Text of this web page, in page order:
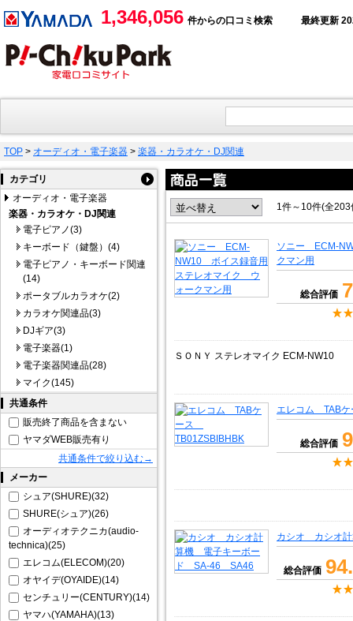
1,346,056 件からの口コミ検索 最終更新
TOP > オーディオ・電子楽器 > 楽器・カラオケ・DJ関連
カテゴリ
オーディオ・電子楽器
楽器・カラオケ・DJ関連
電子ピアノ(3)
キーボード（鍵盤）(4)
電子ピアノ・キーボード関連
(14)
ポータブルカラオケ(2)
カラオケ関連品(3)
DJギア(3)
電子楽器(1)
電子楽器関連品(28)
マイク(145)
共通条件
販売終了商品を含まない
ヤマダWEB販売有り
共通条件で絞り込む→
メーカー
シュア(SHURE)(32)
SHURE(シュア)(26)
オーディオテクニカ(audio-
technica)(25)
エレコム(ELECOM)(20)
オヤイデ(OYAIDE)(14)
センチュリー(CENTURY)(14)
ヤマハ(YAMAHA)(13)
1件～10件(全
ソニー ECM-
クマン用
総合評価
ＳＯＮＹ ステレオマイク ECM-NW10
エレコム TAB
総合評価
カシオ カシオ
総合評価